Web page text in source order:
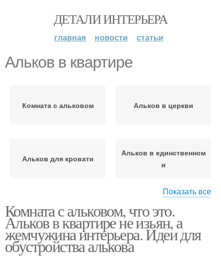
ДЕТАЛИ ИНТЕРЬЕРА
главная новости статьи
Альков в квартире
Комната с альковом Альков в церкви
Альков для кровати
Альков в единственном
и
квартира
Квартиры с нишей
Показать все
Комната с альковом, что это.
Альков в квартире не изьян, а
жемчужина интерьера. Идеи для
обустройства алькова